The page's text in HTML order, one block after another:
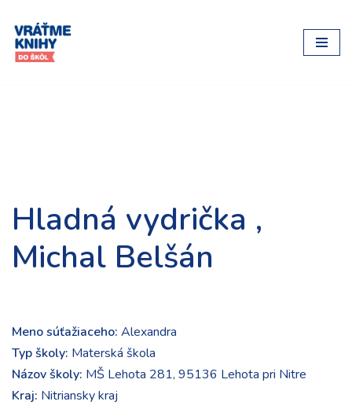
Preskočiť
na
Hladná vydrička ,
Michal Belšán
Meno súťažiaceho: Alexandra
Typ školy: Materská škola
Názov školy: MŠ Lehota 281, 95136 Lehota pri Nitre
Kraj: Nitriansky kraj